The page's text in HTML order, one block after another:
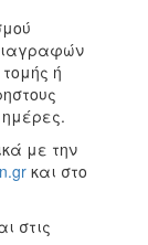
ή
με την
και στο
στις